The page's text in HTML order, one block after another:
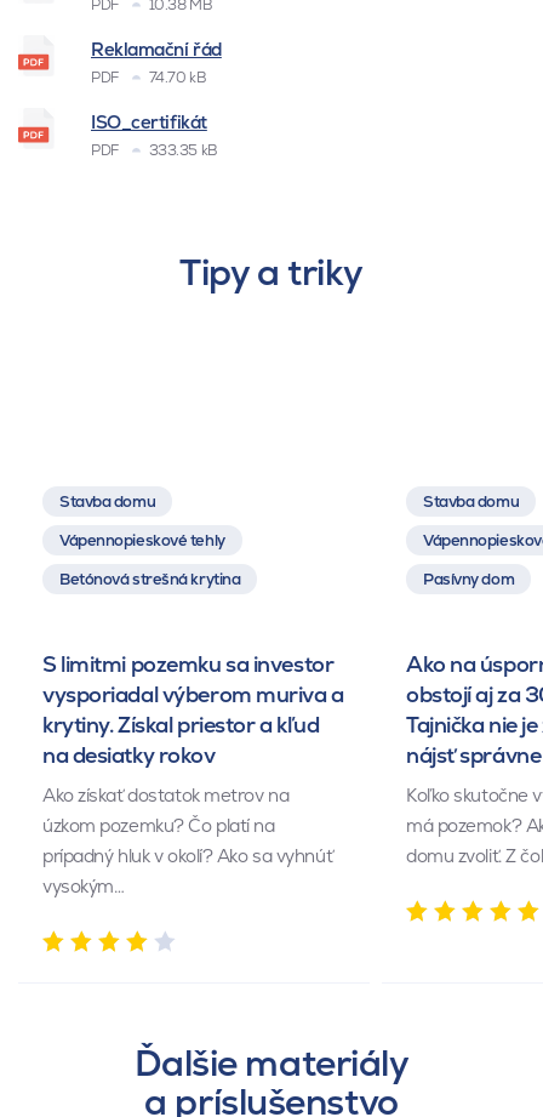
PDF 10.38 MB
Reklamační řád
PDF 74.70 kB
ISO_certifikát
PDF 333.35 kB
Tipy a triky
Stavba domu
Vápennopieskové tehly
Betónová strešná krytina
S limitmi pozemku sa investor
vysporiadal výberom muriva a
krytiny. Získal priestor a kľud
na desiatky rokov
Ako získať dostatok metrov na
úzkom pozemku? Čo platí na
prípadný hluk v okolí? Ako sa vyhnúť
vysokým…
Stavba domu
Pasívny dom
Ako na
obstojí aj za
Tajnička nie
nájsť
Koľko skutočne
má pozemok?
domu zvoliť. Z
Ďalšie materiály
a príslušenstvo